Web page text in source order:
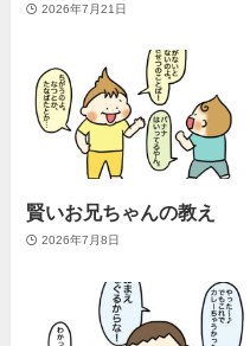
2026年7月21日
賢いお兄ちゃんの教え
2026年7月8日